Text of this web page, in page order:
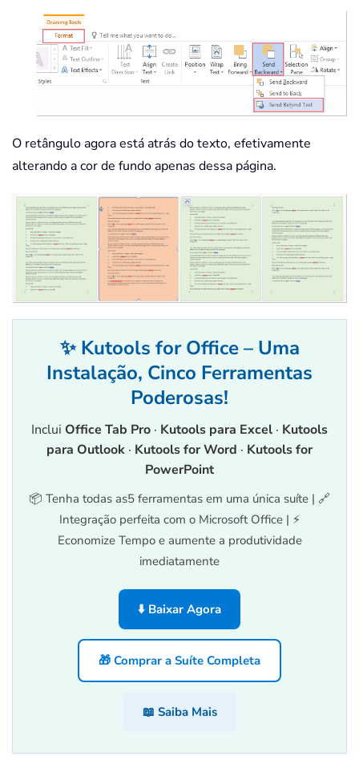
O retângulo agora está atrás do texto, efetivamente
alterando a cor de fundo apenas dessa página.
✨ Kutools for Office – Uma
Instalação, Cinco Ferramentas
Poderosas!
Inclui Office Tab Pro · Kutools para Excel · Kutools
para Outlook · Kutools for Word · Kutools for
PowerPoint
📦 Tenha todas as5 ferramentas em uma única suíte | 🔗
Integração perfeita com o Microsoft Office | ⚡
Economize Tempo e aumente a produtividade
imediatamente
⬇️ Baixar Agora
🎁 Comprar a Suíte Completa
📖 Saiba Mais